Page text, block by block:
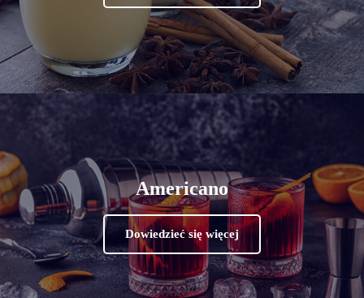
Americano
Dowiedzieć się więcej